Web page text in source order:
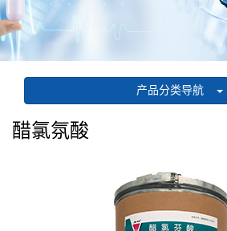
产品分类导航
醋氯氛酸